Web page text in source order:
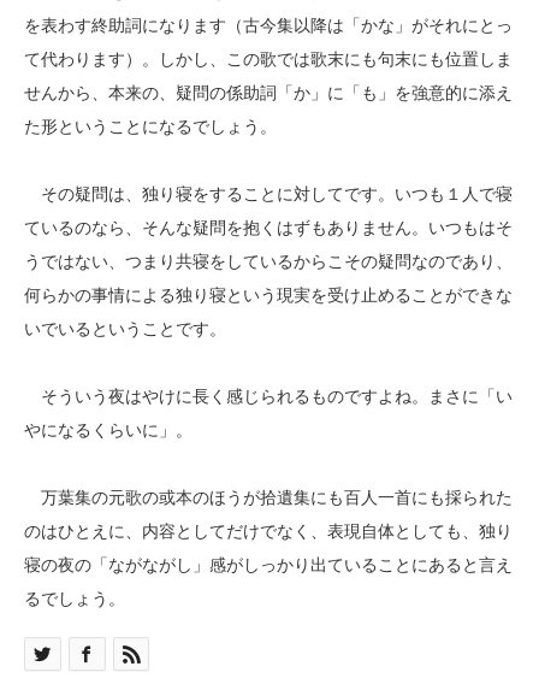
を表わす終助詞になります（古今集以降は「かな」がそれにとっ
て代わります）。しかし、この歌では歌末にも句末にも位置しま
せんから、本来の、疑問の係助詞「か」に「も」を強意的に添え
た形ということになるでしょう。
その疑問は、独り寝をすることに対してです。いつも１人で寝
ているのなら、そんな疑問を抱くはずもありません。いつもはそ
うではない、つまり共寝をしているからこその疑問なのであり、
何らかの事情による独り寝という現実を受け止めることができな
いでいるということです。
そういう夜はやけに長く感じられるものですよね。まさに「い
やになるくらいに」。
万葉集の元歌の或本のほうが拾遺集にも百人一首にも採られた
のはひとえに、内容としてだけでなく、表現自体としても、独り
寝の夜の「ながながし」感がしっかり出ていることにあると言え
るでしょう。